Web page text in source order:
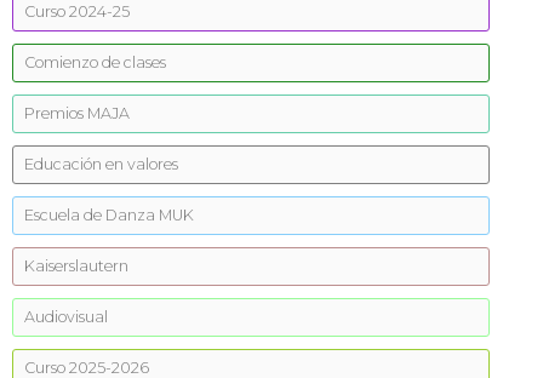
Curso 2024-25
Comienzo de clases
Premios MAJA
Educación en valores
Escuela de Danza MUK
Kaiserslautern
Audiovisual
Curso 2025-2026